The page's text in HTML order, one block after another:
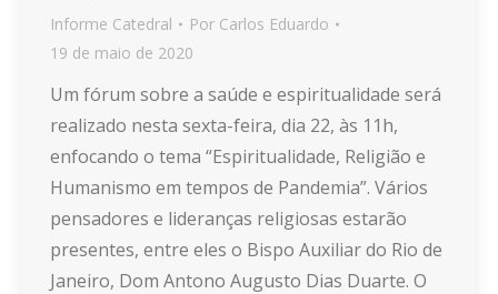
Informe Catedral Por Carlos Eduardo
19 de maio de 2020
Um fórum sobre a saúde e espiritualidade será
realizado nesta sexta-feira, dia 22, às 11h,
enfocando o tema “Espiritualidade, Religião e
Humanismo em tempos de Pandemia”. Vários
pensadores e lideranças religiosas estarão
presentes, entre eles o Bispo Auxiliar do Rio de
Janeiro, Dom Antono Augusto Dias Duarte. O